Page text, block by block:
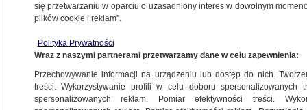
się przetwarzaniu w oparciu o uzasadniony interes w dowolnym
plików cookie i reklam”.
Polityka Prywatności
Wraz z naszymi partnerami przetwarzamy dane w celu zapewnienia:
Przechowywanie informacji na urządzeniu lub dostęp do nich.
treści. Wykorzystywanie profili w celu doboru spersonalizowanych
spersonalizowanych reklam. Pomiar efektywności treści.